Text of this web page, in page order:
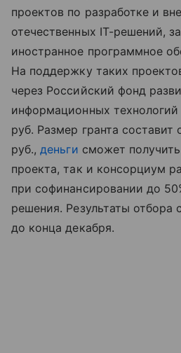
проектов по разработке и
отечественных IT-решений,
иностранное программное
На поддержку таких
через Российский фонд
информационных
руб. Размер гранта
руб.,деньги сможет
проекта, так и консорциум
при софинансировании до
решения. Результаты отбора
до конца декабря.